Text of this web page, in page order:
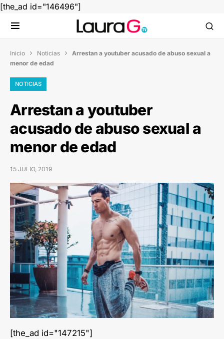
[the_ad id="146496"]
Inicio  Noticias  Arrestan a youtuber acusado de abuso sexual a
menor de edad
NOTICIAS
Arrestan a youtuber
acusado de abuso sexual a
menor de edad
15 JULIO, 2019
[the_ad id="147215"]